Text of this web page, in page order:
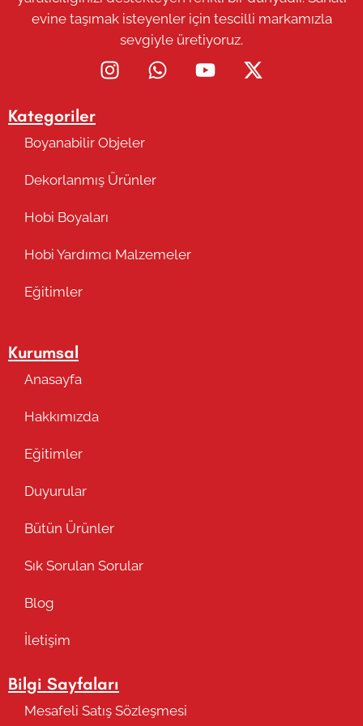
evine taşımak isteyenler için tescilli markamızla
sevgiyle üretiyoruz.
Kategoriler
Boyanabilir Objeler
Dekorlanmış Ürünler
Hobi Boyaları
Hobi Yardımcı Malzemeler
Eğitimler
Kurumsal
Anasayfa
Hakkımızda
Eğitimler
Duyurular
Bütün Ürünler
Sık Sorulan Sorular
Blog
İletişim
Bilgi Sayfaları
Mesafeli Satış Sözleşmesi